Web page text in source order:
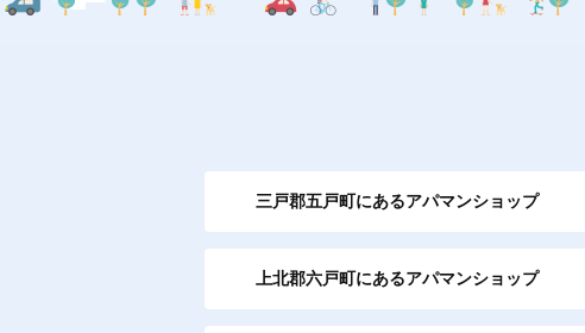
三戸郡五戸町にあるアパマンショップ
上北郡六戸町にあるアパマンショップ